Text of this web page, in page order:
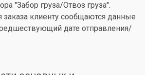
"Забор груза/Отвоз груза".
клиенту сообщаются данные
дате отправления/